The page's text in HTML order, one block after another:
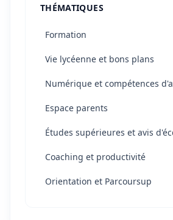
THÉMATIQUES
Formation
Vie lycéenne et bons plans
Numérique et compétences
Espace parents
Études supérieures et avis
Coaching et productivité
Orientation et Parcoursup